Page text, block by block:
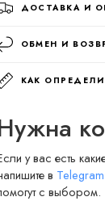
ДОСТАВКА И
ОБМЕН И
КАК
у вас есть
в Telegram
с выбором.